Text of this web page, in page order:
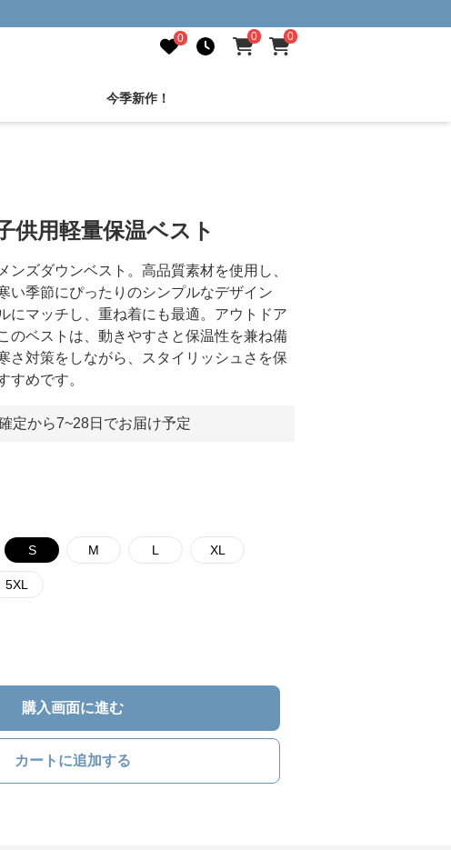
0 0 0
今季新作！
供用軽量保温ベスト
ンズダウンベスト。高品質素材を使用し、
い季節にぴったりのシンプルなデザイン
にマッチし、重ね着にも最適。アウトドア
のベストは、動きやすさと保温性を兼ね備
さ対策をしながら、スタイリッシュさを保
すめです。
定から7~28日でお届け予定
S M L XL
5XL
購入画面に進む
カートに追加する